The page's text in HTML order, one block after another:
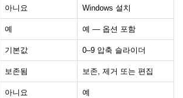
아니요 Windows 설치
예 예 — 옵션 포함
기본값 0–9 압축 슬라이더
보존됨 보존, 제거 또는 편집
아니요 예